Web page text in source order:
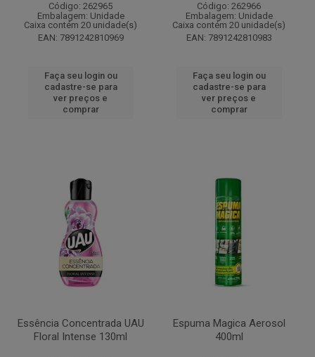
Código: 262965
Embalagem: Unidade
Caixa contém 20 unidade(s)
EAN: 7891242810969
Faça seu login ou
cadastre-se para
ver preços e
comprar
Código: 262966
Embalagem: Unidade
Caixa contém 20 unidade(s)
EAN: 7891242810983
Faça seu login ou
cadastre-se para
ver preços e
comprar
Essência Concentrada UAU
Floral Intense 130ml
Espuma Magica Aerosol
400ml